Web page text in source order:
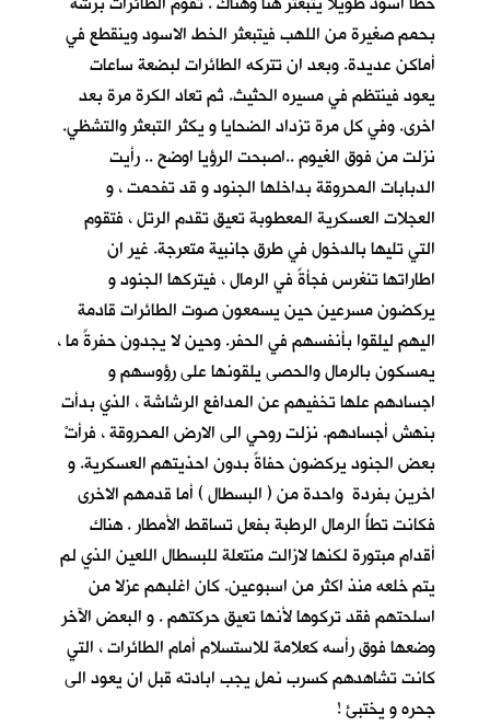
بحمم صغيرة من اللهب فيتبعثر الخط الاسود وينقطع في
أماكن عديدة. وبعد ان تتركه الطائرات لبضعة ساعات
يعود فينتظم في مسيره الحثيث. ثم تعاد الكرة مرة بعد
اخرى. وفي كل مرة تزداد الضحايا و يكثر التبعثر والتشظي.
نزلت من فوق الغيوم ..اصبحت الرؤيا اوضح .. رأيت
الدبابات المحروقة بداخلها الجنود و قد تفحمت ، و
العجلات العسكرية المعطوبة تعيق تقدم الرتل ، فتقوم
التي تليها بالدخول في طرق جانبية متعرجة. غير ان
اطاراتها تنغرس فجأةً في الرمال ، فيتركها الجنود و
يركضون مسرعين حين يسمعون صوت الطائرات قادمة
اليهم ليلقوا بأنفسهم في الحفر. وحين لا يجدون حفرةً ما ،
يمسكون بالرمال والحصى يلقونها على رؤوسهم و
اجسادهم علها تخفيهم عن المدافع الرشاشة ، الذي بدأت
بنهش أجسادهم. نزلت روحي الى الارض المحروقة ، فرأتْ
بعض الجنود يركضون حفاةً بدون احذيتهم العسكرية. و
اخرين بفردة واحدة من ( البسطال ) أما قدمهم الاخرى
فكانت تطأُ الرمال الرطبة بفعل تساقط الأمطار . هناك
أقدام مبتورة لكنها لازالت منتعلة للبسطال اللعين الذي لم
يتم خلعه منذ اكثر من اسبوعين. كان اغلبهم عزلا من
اسلحتهم فقد تركوها لأنها تعيق حركتهم . و البعض الآخر
وضعها فوق رأسه كعلامة للاستسلام أمام الطائرات ، التي
كانت تشاهدهم كسرب نملٍ يجب ابادته قبل ان يعود الى
جحره و يختبئ !